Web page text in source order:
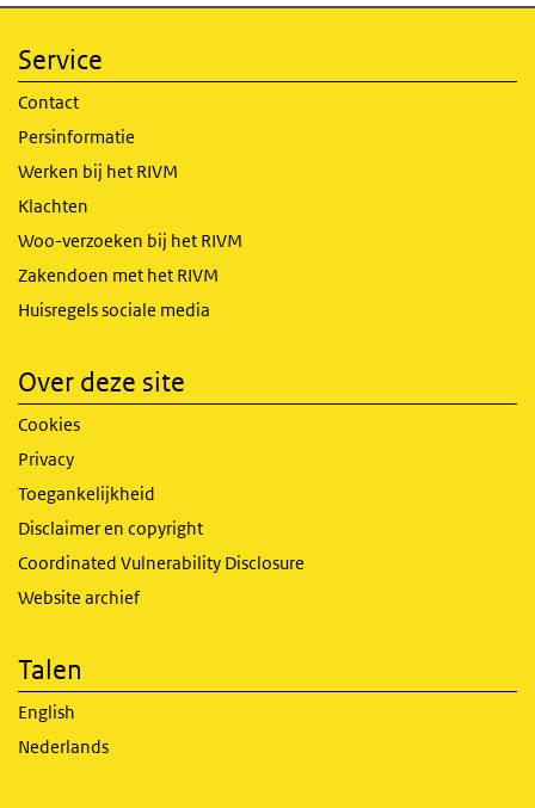
Service
Contact
Persinformatie
Werken bij het RIVM
Klachten
Woo-verzoeken bij het RIVM
Zakendoen met het RIVM
Huisregels sociale media
Over deze site
Cookies
Privacy
Toegankelijkheid
Disclaimer en copyright
Coordinated Vulnerability Disclosure
Website archief
Talen
English
Nederlands